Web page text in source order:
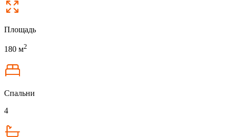
Площадь
180 м2
Спальни
4